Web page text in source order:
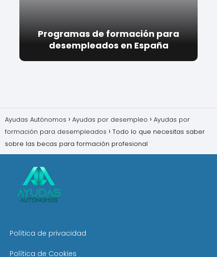
Programas de formación para
desempleados en España
Ayudas Autónomos Ayudas por desempleo
Ayudas por
formación para desempleados
Todo lo que necesitas saber
sobre las becas para formación profesional
Política de privacidad
Política de Cookies